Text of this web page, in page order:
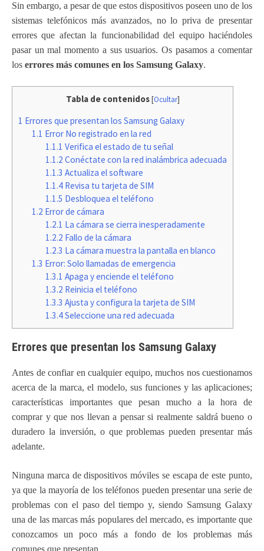
Sin embargo, a pesar de que estos dispositivos poseen uno de los
sistemas telefónicos más avanzados, no lo priva de presentar
errores que afectan la funcionabilidad del equipo haciéndoles
pasar un mal momento a sus usuarios. Os pasamos a comentar
los errores más comunes en los Samsung Galaxy.
Tabla de contenidos [Ocultar]
1 Errores que presentan los Samsung Galaxy
1.1 Error No registrado en la red
1.1.1 Verifica el estado de tu señal
1.1.2 Conéctate con la red inalámbrica adecuada
1.1.3 Actualiza el software
1.1.4Revisa tu tarjeta de SIM
1.1.5 Desbloquea el teléfono
1.2 Error de cámara
1.2.1 La cámara se cierra inesperadamente
1.2.2 Fallo de la cámara
1.2.3 La cámara muestra la pantalla en blanco
1.3 Error: Solo llamadas de emergencia
1.3.1 Apaga y enciende el teléfono
1.3.2 Reinicia el teléfono
1.3.3 Ajusta y configura la tarjeta de SIM
1.3.4Seleccione una red adecuada
Errores que presentan los Samsung Galaxy
Antes de confiar en cualquier equipo, muchos nos cuestionamos
acerca de la marca, el modelo, sus funciones y las aplicaciones;
características importantes que pesan mucho a la hora de
comprar y que nos llevan a pensar si realmente saldrá bueno o
duradero la inversión, o que problemas pueden presentar más
adelante.
Ninguna marca de dispositivos móviles se escapa de este punto,
ya que la mayoría de los teléfonos pueden presentar una serie de
problemas con el paso del tiempo y, siendo Samsung Galaxy
una de las marcas más populares del mercado, es importante que
conozcamos un poco más a fondo de los problemas más